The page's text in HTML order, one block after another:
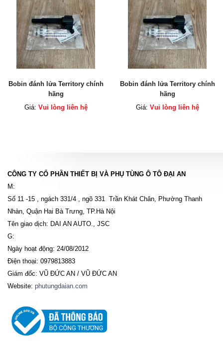
Bobin đánh lửa Territory chính
hãng
Giá: Vui lòng liên hệ
Bobin đánh lửa Territory chính
hãng
Giá: Vui lòng liên hệ
CÔNG TY CỔ PHẦN THIẾT BỊ VÀ PHỤ TÙNG Ô TÔ ĐẠI AN
M:
Số 11 -15 , ngách 331/4 , ngõ 331 Trần Khát Chân, Phường Thanh
Nhàn, Quận Hai Bà Trưng, TP.Hà Nội
Tên giao dịch: DAI AN AUTO., JSC
G:
Ngày hoạt động: 24/08/2012
Điện thoại: 0979813883
Giám đốc: VŨ ĐỨC AN / VŨ ĐỨC AN
Website: phutungdaian.com